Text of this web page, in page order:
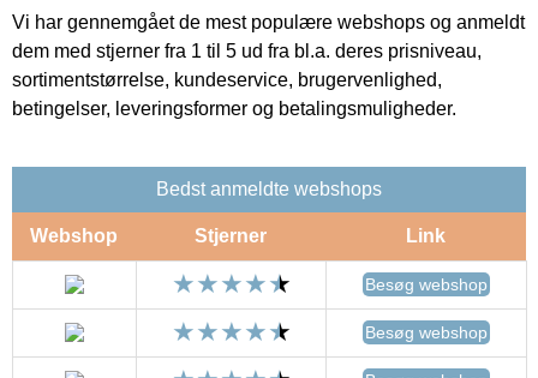
Vi har gennemgået de mest populære webshops og anmeldt
dem med stjerner fra 1 til 5 ud fra bl.a. deres prisniveau,
sortimentstørrelse, kundeservice, brugervenlighed,
betingelser, leveringsformer og betalingsmuligheder.
Bedst anmeldte webshops
Webshop Stjerner Link
Besøg webshop
Besøg webshop